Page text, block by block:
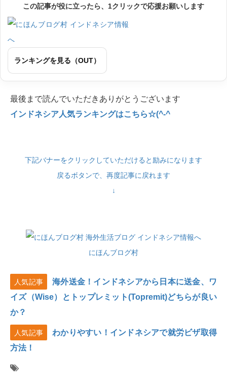
この記事が役に立ったら、1クリックで応援お願いします
ランキングを見る（OUT）
最後まで読んでいただきありがとうございます
インドネシア人気ランキングはこちら☆(^-^
下記バナーをクリックしていただけると励みになります
戻るボタンで、再度記事に戻れます
↓
にほんブログ村
人気記事
海外送金！インドネシアから日本に送金、ワ
イズ（Wise）とトップレミット(Topremit)どちらが良い
か？
人気記事
わかりやすい！インドネシアで就労ビザ取得
方法！